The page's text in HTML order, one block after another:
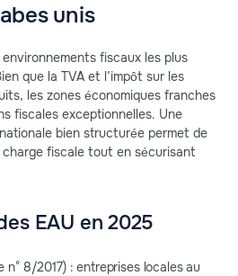
unis
fiscaux les plus
que la TVA et l’impôt sur les
les zones économiques franches
fiscales exceptionnelles. Une
bien structurée permet de
fiscale tout en sécurisant
EAU en 2025
n° 8/2017) : entreprises locales au